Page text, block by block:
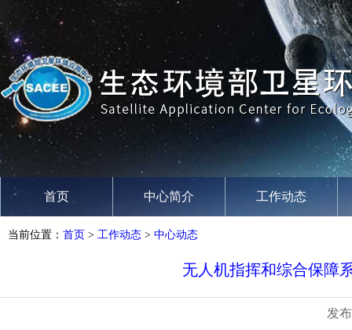
首页 中心简介 工作动态
当前位置： 首页 > 工作动态 > 中心动态
无人机指挥和综合保障
发